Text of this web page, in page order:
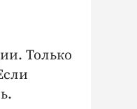
Только